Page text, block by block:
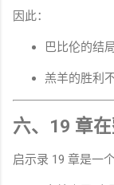
因此：
巴比伦的结
羔羊的胜利
六、19 章
启示录 19 章是一